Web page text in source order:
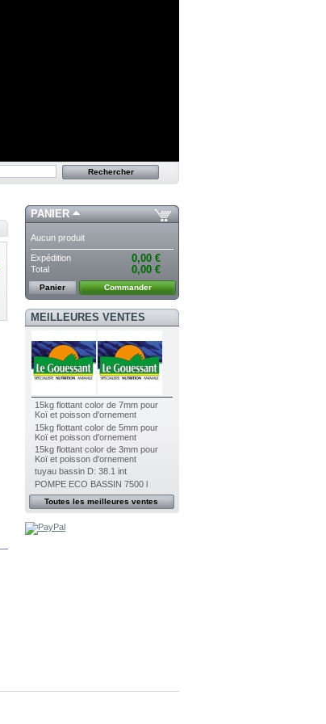
PANIER
Aucun produit
Expédition 0,00 €
Total 0,00 €
Panier Commander
MEILLEURES VENTES
15kg flottant color de 7mm pour
Koï et poisson d'ornement
15kg flottant color de 5mm pour
Koï et poisson d'ornement
15kg flottant color de 3mm pour
Koï et poisson d'ornement
tuyau bassin D: 38.1 int
POMPE ECO BASSIN 7500 l
Toutes les meilleures ventes